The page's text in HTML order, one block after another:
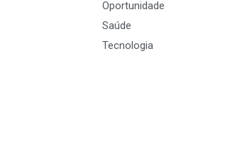
Oportunidade
Saúde
Tecnologia